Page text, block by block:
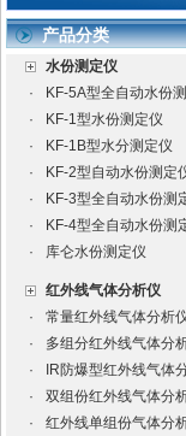
产品分类
水份测定仪
·
KF-5A型全自动水份
·
KF-1型水份测定仪
·
KF-1B型水分测定仪
·
KF-2型自动水份测定
·
KF-3型全自动水份测
·
KF-4型全自动水份测
·
库仑水份测定仪
红外线气体分析仪
·
常量红外线气体分析
·
多组分红外线气体分
·
IR防爆型红外线气体
·
双组份红外线气体分
·
红外线单组份气体分
份测定仪 全自动水份